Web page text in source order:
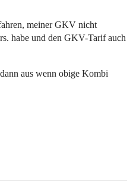
meiner GKV nicht
habe und den GKV-Tarif auch
aus wenn obige Kombi